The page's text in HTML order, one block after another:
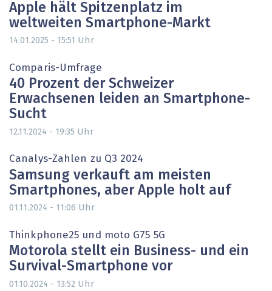
Apple hält Spitzenplatz im
weltweiten Smartphone-Markt
14.01.2025 - 15:51 Uhr
Comparis-Umfrage
40 Prozent der Schweizer
Erwachsenen leiden an Smartphone-
Sucht
12.11.2024 - 19:35 Uhr
Canalys-Zahlen zu Q3 2024
Samsung verkauft am meisten
Smartphones, aber Apple holt auf
01.11.2024 - 11:06 Uhr
Thinkphone25 und moto G75 5G
Motorola stellt ein Business- und ein
Survival-Smartphone vor
01.10.2024 - 13:52 Uhr